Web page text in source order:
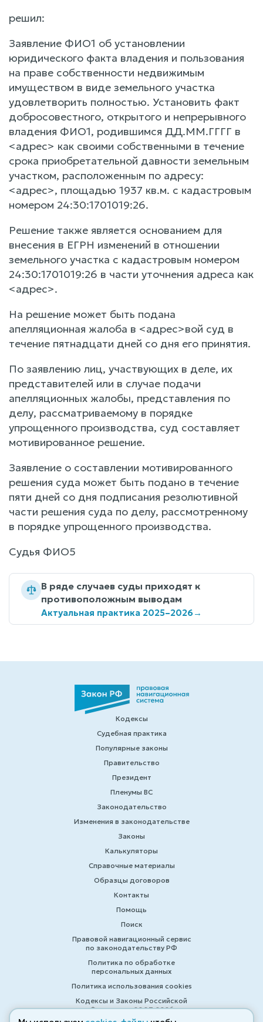
решил:
Заявление ФИО1 об установлении
юридического факта владения и пользования
на праве собственности недвижимым
имуществом в виде земельного участка
удовлетворить полностью. Установить факт
добросовестного, открытого и непрерывного
владения ФИО1, родившимся ДД.ММ.ГГГГ в
<адрес> как своими собственными в течение
срока приобретательной давности земельным
участком, расположенным по адресу:
<адрес>, площадью 1937 кв.м. с кадастровым
номером 24:30:1701019:26.
Решение также является основанием для
внесения в ЕГРН изменений в отношении
земельного участка с кадастровым номером
24:30:1701019:26 в части уточнения адреса как
<адрес>.
На решение может быть подана
апелляционная жалоба в <адрес>вой суд в
течение пятнадцати дней со дня его принятия.
По заявлению лиц, участвующих в деле, их
представителей или в случае подачи
апелляционных жалобы, представления по
делу, рассматриваемому в порядке
упрощенного производства, суд составляет
мотивированное решение.
Заявление о составлении мотивированного
решения суда может быть подано в течение
пяти дней со дня подписания резолютивной
части решения суда по делу, рассмотренному
в порядке упрощенного производства.
Судья ФИО5
В ряде случаев суды приходят к
противоположным выводам
Актуальная практика 2025–2026→
Кодексы
Судебная практика
Популярные законы
Правительство
Президент
Пленумы ВС
Законодательство
Изменения в законодательстве
Законы
Калькуляторы
Справочные материалы
Образцы договоров
Контакты
Помощь
Поиск
Правовой навигационный сервис
по законодательству РФ
Политика по обработке
персональных данных
Политика использования cookies
Кодексы и Законы Российской
Федерации 2007-2026